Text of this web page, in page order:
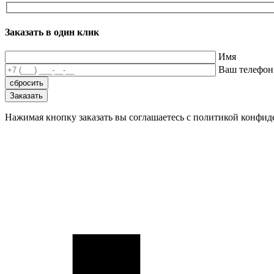
Заказать в один клик
Имя
Ваш телефон
Нажимая кнопку заказать вы соглашаетесь с политикой